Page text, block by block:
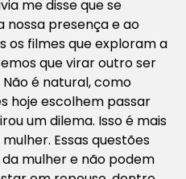
me disse que se
nossa presença e ao
os filmes que exploram a
que virar outro ser
é natural, como
hoje escolhem passar
um dilema. Isso é mais
Essas questões
mulher e não podem